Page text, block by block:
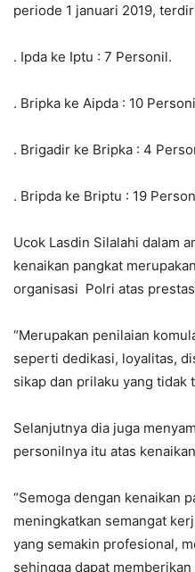
periode 1 januari 2019,
. Ipda ke Iptu : 7 Personil.
. Bripka ke Aipda : 10
. Brigadir ke Bripka : 4
. Bripda ke Briptu : 19
Ucok Lasdin Silalahi dalam
kenaikan pangkat
organisasi Polri atas
“Merupakan penilaian
seperti dedikasi, loyalitas,
sikap dan prilaku yang tidak
Selanjutnya dia juga
personilnya itu atas
“Semoga dengan kenaikan
meningkatkan semangat
yang semakin profesional,
sehingga dapat